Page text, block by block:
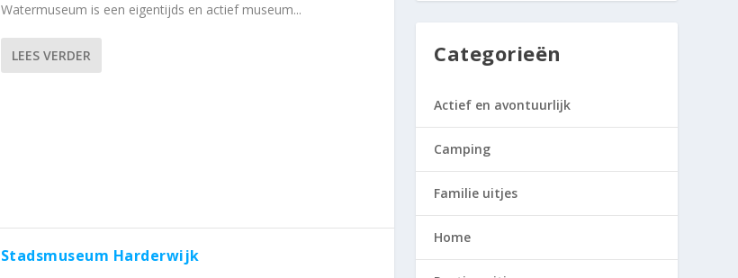
Watermuseum is een eigentijds en actief museum...
LEES VERDER
Stadsmuseum Harderwijk
Categorieën
Actief en avontuurlijk
Camping
Familie uitjes
Home